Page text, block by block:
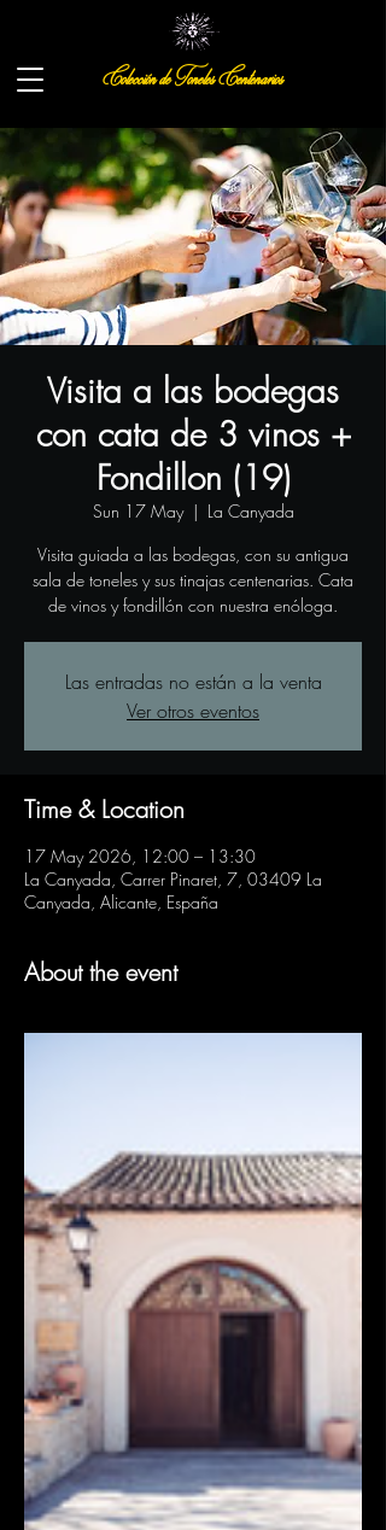
Colección de Toneles Centenarios
Visita a las bodegas
con cata de 3 vinos +
Fondillon (19)
Sun 17 May
  |
La Canyada
Visita guiada a las bodegas, con su antigua
sala de toneles y sus tinajas centenarias. Cata
de vinos y fondillón con nuestra enóloga.
Las entradas no están a la venta
Ver otros eventos
Time & Location
17 May 2026, 12:00 – 13:30
La Canyada, Carrer Pinaret, 7, 03409 La
Canyada, Alicante, España
About the event